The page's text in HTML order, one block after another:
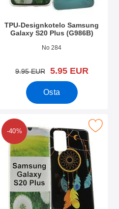
TPU-Designkotelo Samsung
Galaxy S20 Plus (G986B)
Tuote.nro 35052
No 284
vanha hinta
9.95 EUR uusi hinta
5.95 EUR
Osta
S20 Plus (G986B) suosikiksi
-40%
Designkotelo Samsung